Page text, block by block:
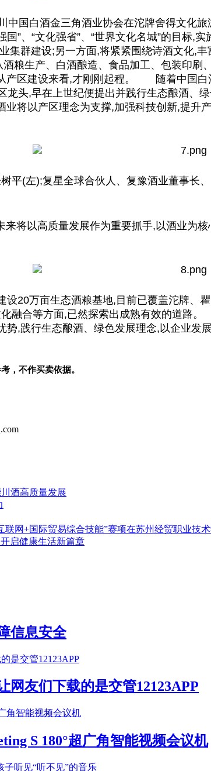
中国 白酒金三角酒业协会在沱牌舍得文化旅
、“文化强省”、“世界文化名城”的目标
集群建设;另一方面,将紧紧围绕诗酒文
粮生产、白酒酿造、食品加工、包装印刷
产区建设来看,才刚刚起程。 随着中国 白
,早在上世纪便提出并践行生态酿酒、
以产区理念为支撑,加强科技创新,提升
平(左);复星全球合伙人、复豫酒业董事长
来将以高质量发展作为重要抓手,以酒业为
设20万亩生态酒粮基地,目前已覆盖沱牌
融合等方面,已然探索出成熟有效的道
势,践行生态酿酒、绿色发展理念,以企业
，不作买卖依据。
酒高质量发展
联网+国际贸易综合技能”赛项在苏州经贸职业技
启健康生活新篇章
信息安全
网友们下载的是交管12123APP
S 180°超广角智能视频会议机